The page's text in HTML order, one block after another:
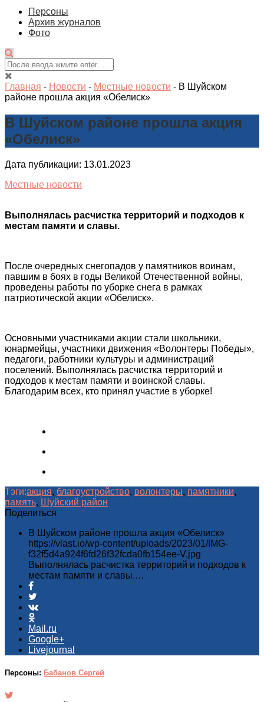
Персоны
Архив журналов
Фото
Главная - Новости - Местные новости - В Шуйском
районе прошла акция «Обелиск»
В Шуйском районе прошла акция
«Обелиск»
Дата публикации: 13.01.2023
Местные новости
Выполнялась расчистка территорий и подходов к
местам памяти и славы.
После очередных снегопадов у памятников воинам,
павшим в боях в годы Великой Отечественной войны,
проведены работы по уборке снега в рамках
патриотической акции «Обелиск».
Основными участниками акции стали школьники,
юнармейцы, участники движения «Волонтеры Победы»,
педагоги, работники культуры и администраций
поселений. Выполнялась расчистка территорий и
подходов к местам памяти и воинской славы.
Благодарим всех, кто принял участие в уборке!
Тэги:акция, благоустройство, волонтеры, памятники,
память, Шуйский район
Поделиться
В Шуйском районе прошла акция «Обелиск»
https://vlast.io/wp-content/uploads/2023/01/IMG-
f32f5d4a924f6fd26f32fcda0fb154ee-V.jpg
Выполнялась расчистка территорий и подходов к
местам памяти и славы.…
Mail.ru
Google+
Livejournal
Персоны: Бабанов Сергей